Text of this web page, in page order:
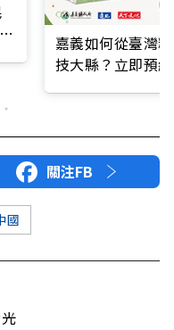
嘉義如何從臺灣
技大縣？立即預
關注FB
國